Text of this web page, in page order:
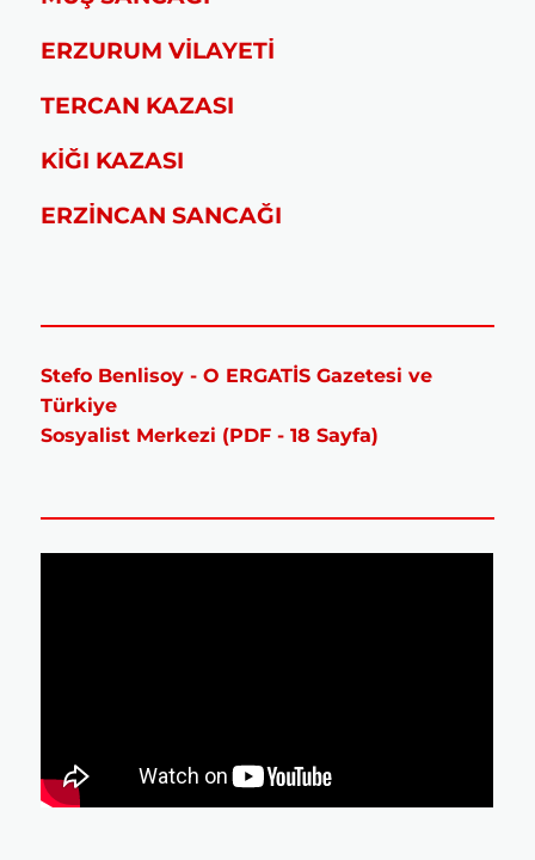
ERZURUM VİLAYETİ
TERCAN KAZASI
KİĞI KAZASI
ERZİNCAN SANCAĞI
Stefo Benlisoy - O ERGATİS Gazetesi ve
Türkiye
Sosyalist Merkezi (PDF - 18 Sayfa)